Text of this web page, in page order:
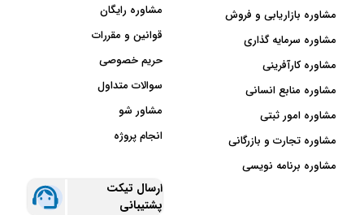
مشاوره بازاریابی و فروش
مشاوره سرمایه گذاری
مشاوره کارآفرینی
مشاوره منابع انسانی
مشاوره امور ثبتی
مشاوره تجارت و بازرگانی
مشاوره برنامه نویسی
مشاوره رایگان
قوانین و مقررات
حریم خصوصی
سوالات متداول
مشاور شو
انجام پروژه
ارسال تیکت
پشتیبانی